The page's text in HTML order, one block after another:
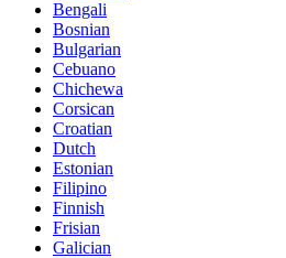
Bengali
Bosnian
Bulgarian
Cebuano
Chichewa
Corsican
Croatian
Dutch
Estonian
Filipino
Finnish
Frisian
Galician